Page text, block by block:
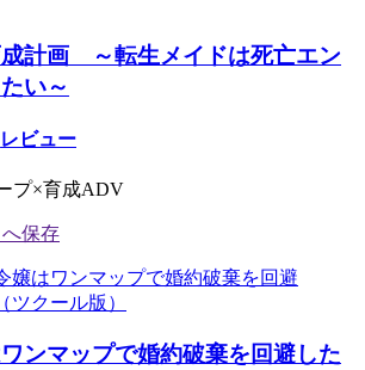
計画 ～転生メイドは死亡エン
い～
レビュー
プ×育成ADV
ンマップで婚約破棄を回避した